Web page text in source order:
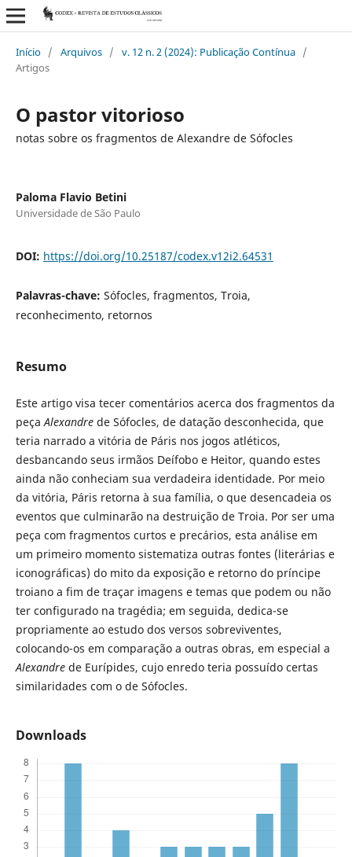
Início / Arquivos / v. 12 n. 2 (2024): Publicação Contínua /
Artigos
O pastor vitorioso
notas sobre os fragmentos de Alexandre de Sófocles
Paloma Flavio Betini
Universidade de São Paulo
DOI: https://doi.org/10.25187/codex.v12i2.64531
Palavras-chave: Sófocles, fragmentos, Troia,
reconhecimento, retornos
Resumo
Este artigo visa tecer comentários acerca dos fragmentos da
peçaAlexandrede Sófocles, de datação desconhecida, que
teria narrado a vitória de Páris nos jogos atléticos,
desbancando seus irmãos Deífobo e Heitor, quando estes
ainda não conheciam sua verdadeira identidade. Por meio
da vitória, Páris retorna à sua família, o que desencadeia os
eventos que culminarão na destruição de Troia. Por ser uma
peça com fragmentos curtos e precários, esta análise em
um primeiro momento sistematiza outras fontes (literárias e
iconográficas) do mito da exposição e retorno do príncipe
troiano a fim de traçar imagens e temas que podem ou não
ter configurado na tragédia; em seguida, dedica-se
propriamente ao estudo dos versos sobreviventes,
colocando-os em comparação a outras obras, em especial a
Alexandrede Eurípides, cujo enredo teria possuído certas
similaridades com o de Sófocles.
Downloads